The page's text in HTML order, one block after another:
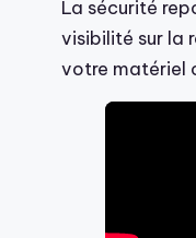
La sécurité
visibilité sur la
votre matériel